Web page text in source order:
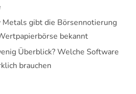
gibt die Börsennotierung
bekannt
Überblick? Welche Software
brauchen